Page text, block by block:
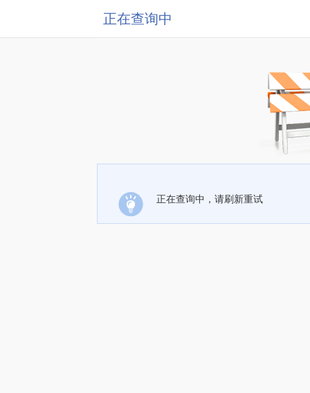
正在查询中
正在查询中，请刷新重试